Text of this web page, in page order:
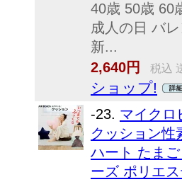
40歳 50歳 60
成人の日 バ
新...
2,640円
税込
ショップ!
-23. マイクロ
クッション性
ハート たま
ーズ ポリエ